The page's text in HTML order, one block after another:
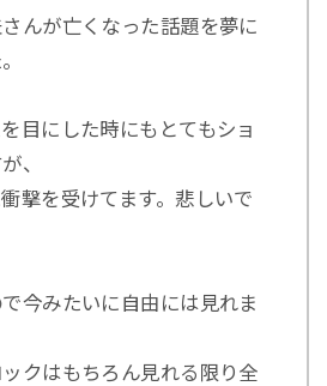
んが亡くなった話題を夢に
目にした時にもとてもショ
、
撃を受けてます。悲しいで
今みたいに自由には見れま
クはもちろん見れる限り全